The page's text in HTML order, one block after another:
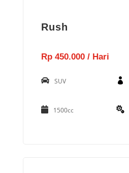
Rush
Rp 450.000 / Hari
SUV
1500cc